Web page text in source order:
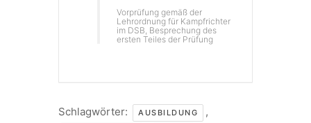
Vorprüfung gemäß der
Lehrordnung für Kampfrichter
im DSB, Besprechung des
ersten Teiles der Prüfung
Schlagwörter: AUSBILDUNG ,